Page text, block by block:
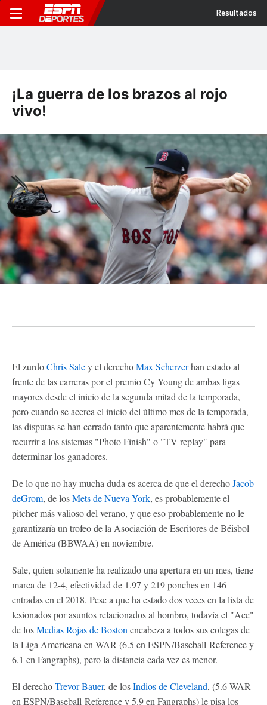
Resultados
¡La guerra de los brazos al rojo
vivo!
El zurdoChris Saley el derechoMax Scherzerhan estado al
frente de las carreras por el premio Cy Young de ambas ligas
mayores desde el inicio de la segunda mitad de la temporada,
pero cuando se acerca el inicio del último mes de la temporada,
las disputas se han cerrado tanto que aparentemente habrá que
recurrir a los sistemas "Photo Finish" o "TV replay" para
determinar los ganadores.
De lo que no hay mucha duda es acerca de que el derechoJacob
deGrom, de losMets de Nueva York, es probablemente el
pitcher más valioso del verano, y que eso probablemente no le
garantizaría un trofeo de la Asociación de Escritores de Béisbol
de América (BBWAA) en noviembre.
Sale, quien solamente ha realizado una apertura en un mes, tiene
marca de 12-4, efectividad de 1.97 y 219 ponches en 146
entradas en el 2018. Pese a que ha estado dos veces en la lista de
lesionados por asuntos relacionados al hombro, todavía el "Ace"
de losMedias Rojas de Boston encabeza a todos sus colegas de
la Liga Americana en WAR (6.5 en ESPN/Baseball-Reference y
6.1 en Fangraphs), pero la distancia cada vez es menor.
El derechoTrevor Bauer, de losIndios de Cleveland, (5.6 WAR
en ESPN/Baseball-Reference y 5.9 en Fangraphs) le pisa los